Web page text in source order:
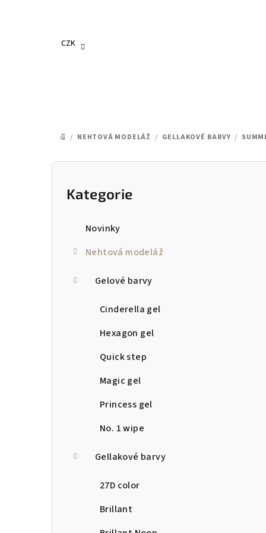
CZK
DOMŮ
/ NEHTOVÁ MODELÁŽ / GELLAKOVÉ BARVY /
P
Přeskočit
kategorie
Kategorie
Novinky
Nehtová modeláž
Gelové barvy
Cinderella gel
Hexagon gel
Quick step
Magic gel
Princess gel
No. 1 wipe
Gellakové barvy
27D color
Brillant